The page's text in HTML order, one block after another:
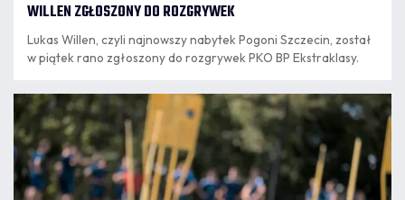
WILLEN ZGŁOSZONY DO ROZGRYWEK
Lukas Willen, czyli najnowszy nabytek Pogoni Szczecin, został
w piątek rano zgłoszony do rozgrywek PKO BP Ekstraklasy.
07.08
8:18